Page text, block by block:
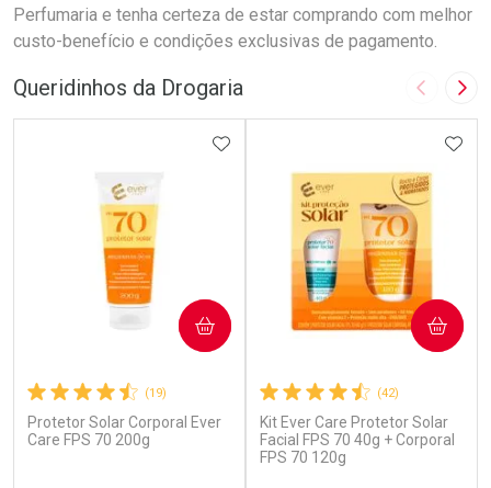
Perfumaria e tenha certeza de estar comprando com melhor
custo-benefício e condições exclusivas de pagamento.
Queridinhos da Drogaria Imagem
(19)
Protetor Solar Corporal Ever
Care FPS 70 200g
ADICIONAR AOS FAVORITOS
COMPRAR
(42)
Kit Ever Care Protetor Solar
Facial FPS 70 40g + Corporal
FPS 70 120g
COMPRAR